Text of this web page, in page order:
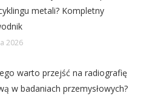
metali? Kompletny
2026
warto przejść na radiografię
w badaniach przemysłowych?